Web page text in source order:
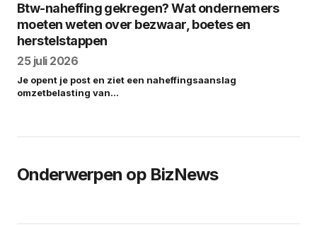
Btw-naheffing gekregen? Wat ondernemers
moeten weten over bezwaar, boetes en
herstelstappen
25 juli 2026
Je opent je post en ziet een naheffingsaanslag
omzetbelasting van…
Onderwerpen op BizNews